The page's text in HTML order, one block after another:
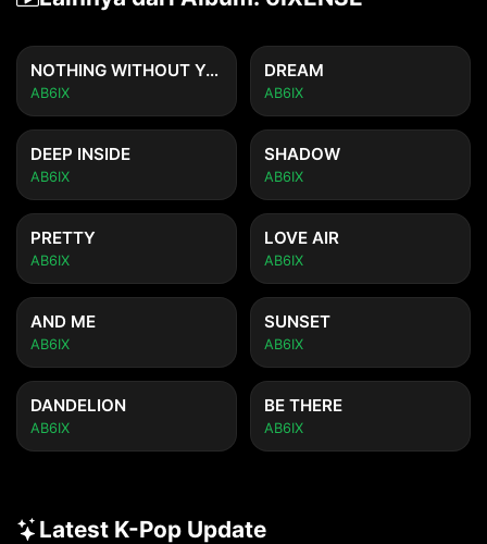
NOTHING WITHOUT YOU
AB6IX
DREAM
AB6IX
DEEP INSIDE
AB6IX
SHADOW
AB6IX
PRETTY
AB6IX
LOVE AIR
AB6IX
AND ME
AB6IX
SUNSET
AB6IX
DANDELION
AB6IX
BE THERE
AB6IX
Latest K-Pop Update